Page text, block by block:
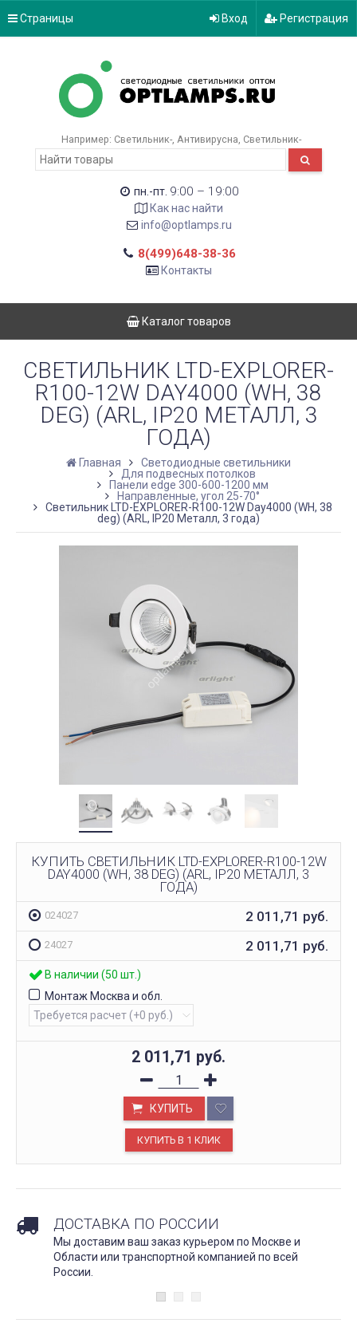
Страницы Вход Регистрация
Например: Светильник- Антивирусна Светильник-
пн.-пт. 9:00 – 19:00
Как нас найти
info@optlamps.ru
8(499)648-38-36
Контакты
Каталог товаров
СВЕТИЛЬНИК LTD-EXPLORER-
R100-12W DAY4000 (WH, 38
DEG) (ARL, IP20 МЕТАЛЛ, 3
ГОДА)
Главная
Светодиодные светильники
Для подвесных потолков
Панели edge 300-600-1200 мм
Направленные, угол 25-70°
Светильник LTD-EXPLORER-R100-12W Day4000 (WH, 38
deg) (ARL, IP20 Металл, 3 года)
КУПИТЬ СВЕТИЛЬНИК LTD-EXPLORER-R100-12W
DAY4000 (WH, 38 DEG) (ARL, IP20 МЕТАЛЛ, 3
ГОДА)
024027 2 011,71 руб.
24027 2 011,71 руб.
В наличии (50 шт.)
Монтаж Москва и обл.
2 011,71 руб.
КУПИТЬ
ДОСТАВКА ПО РОССИИ
Мы доставим ваш заказ курьером по Москве и
Области или транспортной компанией по всей
России.